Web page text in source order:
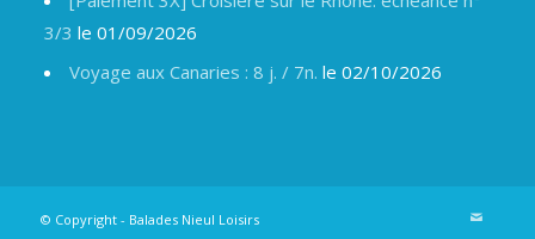
3/3 le 01/09/2026
Voyage aux Canaries : 8 j. / 7n. le 02/10/2026
© Copyright - Balades Nieul Loisirs